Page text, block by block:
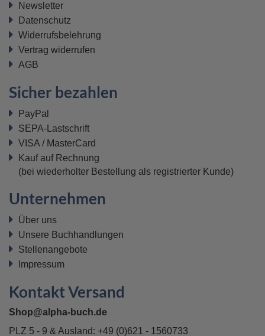
Newsletter
Datenschutz
Widerrufsbelehrung
Vertrag widerrufen
AGB
Sicher bezahlen
PayPal
SEPA-Lastschrift
VISA / MasterCard
Kauf auf Rechnung
(bei wiederholter Bestellung als registrierter Kunde)
Unternehmen
Über uns
Unsere Buchhandlungen
Stellenangebote
Impressum
Kontakt Versand
Shop@alpha-buch.de
PLZ 5 - 9 & Ausland: +49 (0)621 - 1560733